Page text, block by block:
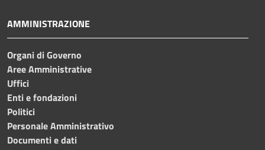
AMMINISTRAZIONE
Organi di Governo
Aree Amministrative
Uffici
Enti e fondazioni
Politici
Personale Amministrativo
Documenti e dati